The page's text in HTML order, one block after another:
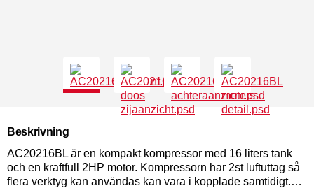
Beskrivning
AC20216BL är en kompakt kompressor med 16 liters tank
och en kraftfull 2HP motor. Kompressorn har 2st luftuttag så
flera verktyg kan användas kan vara i kopplade samtidigt.